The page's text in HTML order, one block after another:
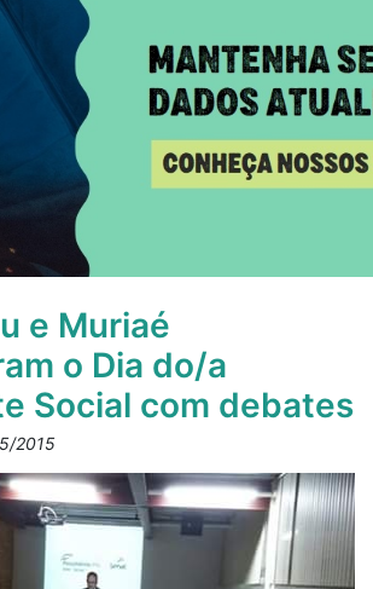
e Muriaé
o Dia do/a
Social com debates
2015